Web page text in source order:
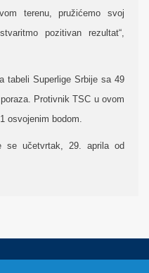
terenu, pružićemo svoj
pozitivan rezultat“,
tabeli Superlige Srbije sa 49
Protivnik TSC u ovom
osvojenim bodom.
se učetvrtak, 29. aprila od